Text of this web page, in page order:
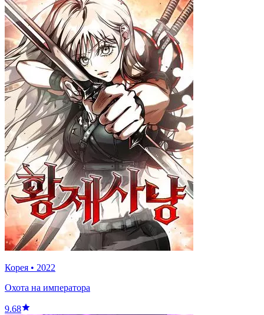
Корея • 2022
Охота на императора
9.68